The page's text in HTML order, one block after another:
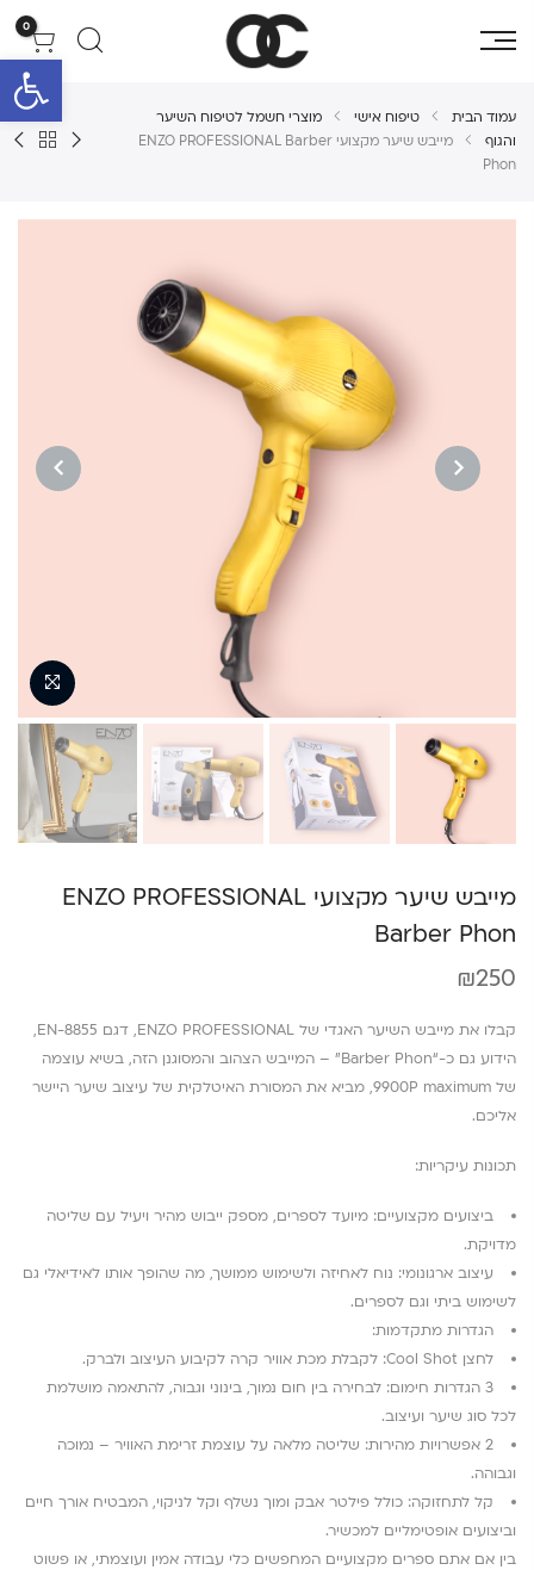
פתח
0
עמוד הבית טיפוח אישי
מוצרי חשמל לטיפוח השיער
והגוף
מייבש שיער מקצועי ENZO PROFESSIONAL Barber
Phon
מייבש שיער מקצועי ENZO PROFESSIONAL
Barber Phon
₪250
קבלו את מייבש השיער האגדי של ENZO PROFESSIONAL, דגם EN-8855,
הידוע גם כ-“Barber Phon” – המייבש הצהוב והמסוגנן הזה, בשיא עוצמה
של 9900P maximum, מביא את המסורת האיטלקית של עיצוב שיער היישר
אליכם.
תכונות עיקריות:
ביצועים מקצועיים: מיועד לספרים, מספק ייבוש מהיר ויעיל עם שליטה
מדויקת.
עיצוב ארגונומי: נוח לאחיזה ולשימוש ממושך, מה שהופך אותו לאידיאלי גם
לשימוש ביתי וגם לספרים.
הגדרות מתקדמות:
לחצן Cool Shot: לקבלת מכת אוויר קרה לקיבוע העיצוב ולברק.
3 הגדרות חימום: לבחירה בין חום נמוך, בינוני וגבוה, להתאמה מושלמת
לכל סוג שיער ועיצוב.
2 אפשרויות מהירות: שליטה מלאה על עוצמת זרימת האוויר – נמוכה
וגבוהה.
קל לתחזוקה: כולל פילטר אבק ומוך נשלף וקל לניקוי, המבטיח אורך חיים
וביצועים אופטימליים למכשיר.
בין אם אתם ספרים מקצועיים המחפשים כלי עבודה אמין ועוצמתי, או פשוט